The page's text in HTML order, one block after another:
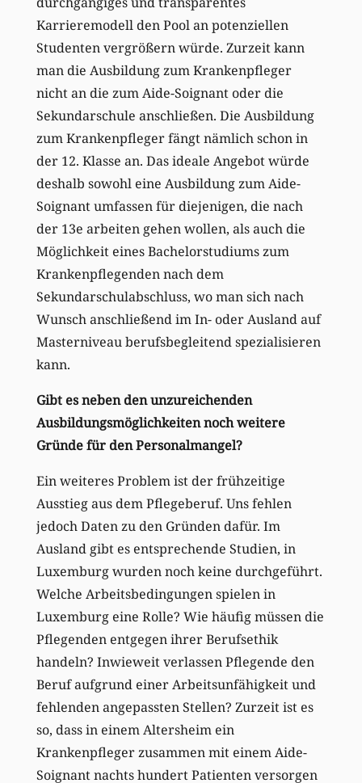
Karrieremodell den Pool an potenziellen
Studenten vergrößern würde. Zurzeit kann
man die Ausbildung zum Krankenpfleger
nicht an die zum Aide-Soignant oder die
Sekundarschule anschließen. Die Ausbildung
zum Krankenpfleger fängt nämlich schon in
der 12. Klasse an. Das ideale Angebot würde
deshalb sowohl eine Ausbildung zum Aide-
Soignant umfassen für diejenigen, die nach
der 13e arbeiten gehen wollen, als auch die
Möglichkeit eines Bachelorstudiums zum
Krankenpflegenden nach dem
Sekundarschulabschluss, wo man sich nach
Wunsch anschließend im In- oder Ausland auf
Masterniveau berufsbegleitend spezialisieren
kann.
Gibt es neben den unzureichenden
Ausbildungsmöglichkeiten noch weitere
Gründe für den Personalmangel?
Ein weiteres Problem ist der frühzeitige
Ausstieg aus dem Pflegeberuf. Uns fehlen
jedoch Daten zu den Gründen dafür. Im
Ausland gibt es entsprechende Studien, in
Luxemburg wurden noch keine durchgeführt.
Welche Arbeitsbedingungen spielen in
Luxemburg eine Rolle? Wie häufig müssen die
Pflegenden entgegen ihrer Berufsethik
handeln? Inwieweit verlassen Pflegende den
Beruf aufgrund einer Arbeitsunfähigkeit und
fehlenden angepassten Stellen? Zurzeit ist es
so, dass in einem Altersheim ein
Krankenpfleger zusammen mit einem Aide-
Soignant nachts hundert Patienten versorgen